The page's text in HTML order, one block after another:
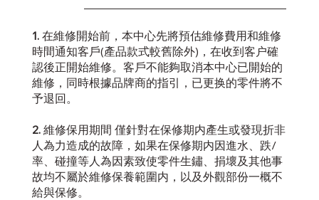
1.在維修開始前，本中心先將預估維修費用和維修
時間通知客戶(產品款式較舊除外)，在收到客户確
認後正開始維修。客戶不能夠取消本中心已開始的
維修，同時根據品牌商的指引，已更换的零件將不
予退回。
2.維修保用期間 僅針對在保修期内產生或發現折非
人為力造成的故障，如果在保修期内因進水、跌/
率、碰撞等人為因素致使零件生鏽、捐壞及其他事
故均不屬於維修保養範圍内，以及外觀部份一概不
給與保修。